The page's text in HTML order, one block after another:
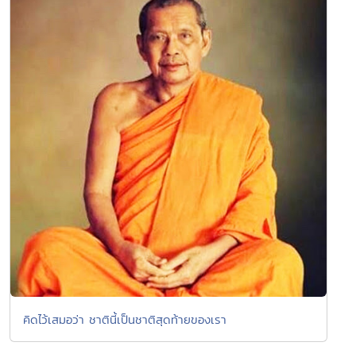
คิดไว้เสมอว่า ชาตินี้เป็นชาติสุดท้ายของเรา